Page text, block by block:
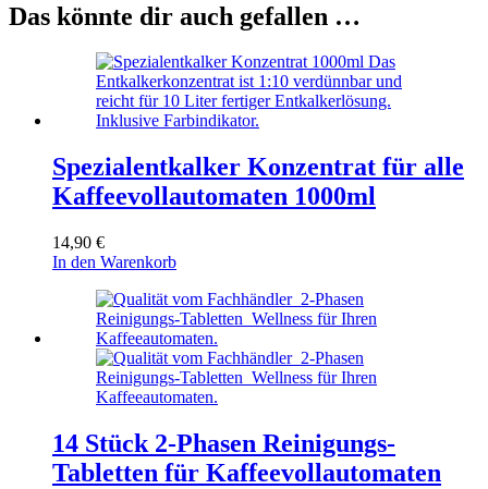
Das könnte dir auch gefallen …
Spezialentkalker Konzentrat für alle
Kaffeevollautomaten 1000ml
14,90 €
In den Warenkorb
14 Stück 2-Phasen Reinigungs-
Tabletten für Kaffeevollautomaten